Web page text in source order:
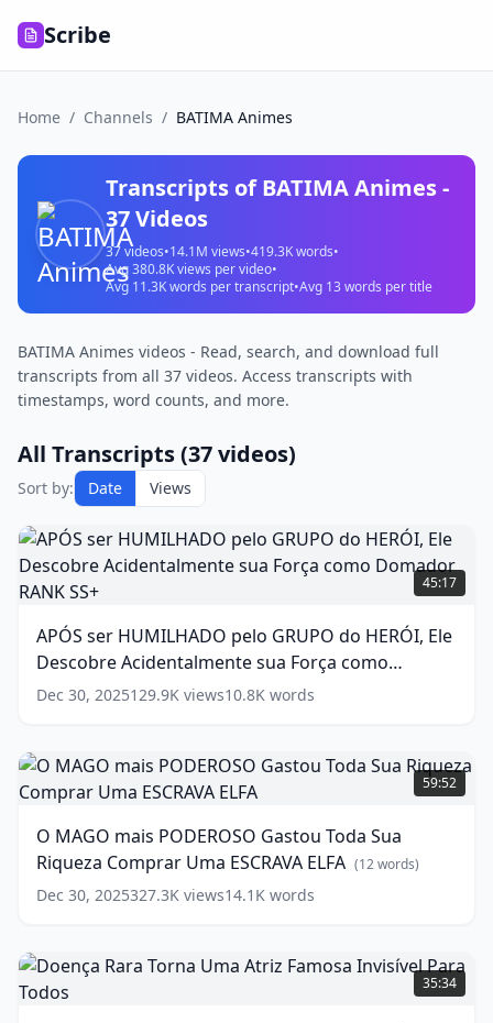
Scribe
Home / Channels / BATIMA Animes
Transcripts ofBATIMA Animes-
37Videos
37videos•14.1M views•419.3Kwords•
Avg380.8Kviews per video•
Avg 11.3Kwords per transcript•Avg 13words per title
BATIMA Animes videos - Read, search, and download full
transcripts from all 37 videos. Access transcripts with
timestamps, word counts, and more.
All Transcripts (37videos)
Sort by: Date Views
ser
HUMILHADO
GRUPO
do
HERÓI,
Ele
Acidentalmente
sua
Força
Domador
RANK
( 16
45:17
APÓS ser HUMILHADO pelo GRUPO do HERÓI, Ele
Descobre Acidentalmente sua Força como
Domador RANK SS+ (16words)
Dec 30, 2025129.9K views10.8K words
O
MAGO
mais
Gastou
Toda
Sua
Riqueza
Uma
ESCRAVA
ELFA
59:52
O MAGO mais PODEROSO Gastou Toda Sua
Riqueza Comprar Uma ESCRAVA ELFA (12words)
Dec 30, 2025327.3K views14.1K words
Doença
Rara
Torna
35:34